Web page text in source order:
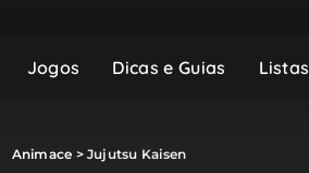
Jogos Dicas e Guias Listas
Animace >Jujutsu Kaisen